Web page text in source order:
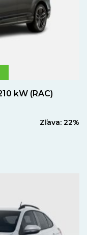
kW (RAC)
Zľava: 22%